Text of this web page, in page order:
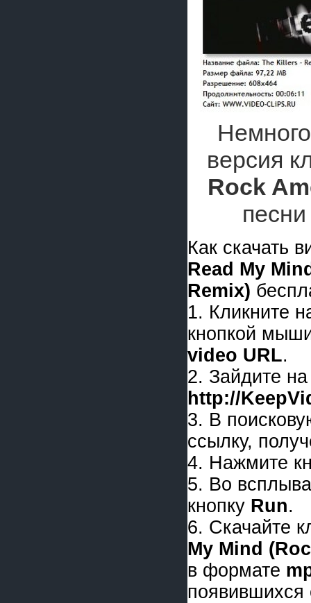
версия
Rock
Как скачать
Read My
Remix)
1. Кликните
кнопкой
video URL.
2. Зайдите на
http://
3. В
ссылку,
4. Нажмите
5. Во
кнопку Run.
6. Скачайте
My Mind
в формате
появившихся